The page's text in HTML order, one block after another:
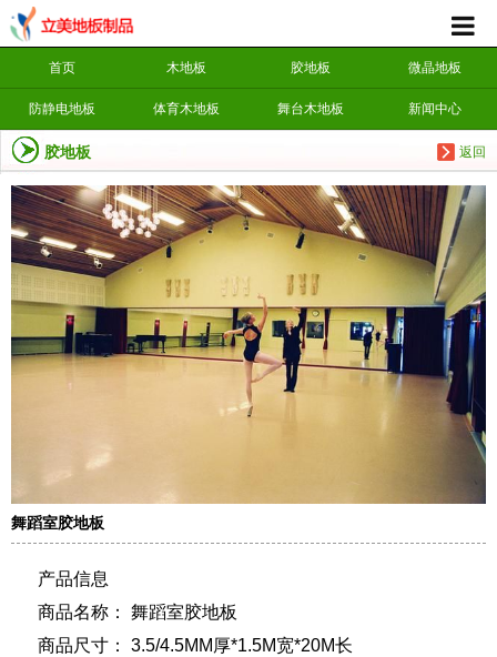
首页 木地板 胶地板 微晶地板
防静电地板 体育木地板 舞台木地板 新闻中心
返回
胶地板
舞蹈室胶地板
产品信息
商品名称： 舞蹈室胶地板
商品尺寸： 3.5/4.5MM厚*1.5M宽*20M长